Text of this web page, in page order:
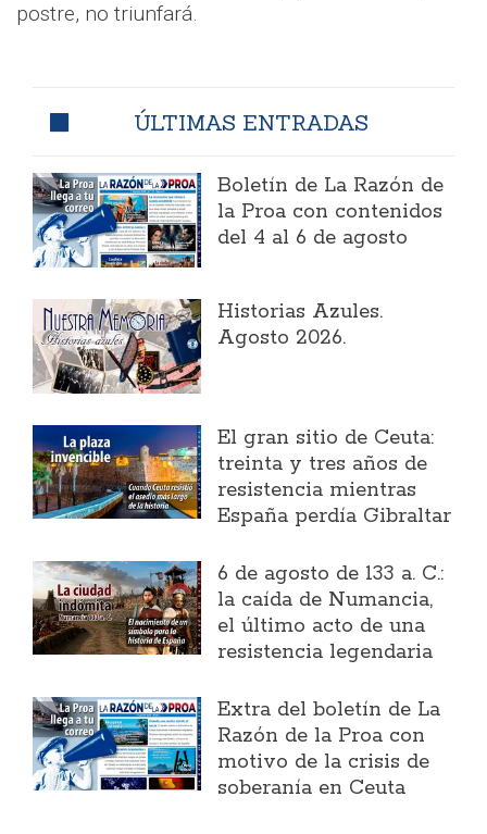
postre, no triunfará.
ÚLTIMAS ENTRADAS
Boletín de La Razón de
la Proa con contenidos
del 4 al 6 de agosto
Historias Azules.
Agosto 2026.
El gran sitio de Ceuta:
treinta y tres años de
resistencia mientras
España perdía Gibraltar
6 de agosto de 133 a. C.:
la caída de Numancia,
el último acto de una
resistencia legendaria
Extra del boletín de La
Razón de la Proa con
motivo de la crisis de
soberanía en Ceuta